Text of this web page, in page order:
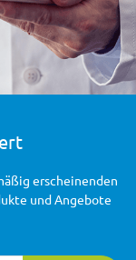
erscheinenden
und Angebote